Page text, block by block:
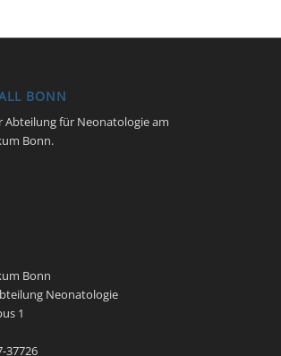
BONN
Abteilung für Neonatologie am
Bonn.
Bonn
Neonatologie
1
37726